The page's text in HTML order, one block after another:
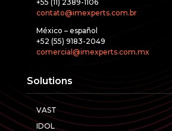
+55 (11) 2389-1106
contato@imexperts.com.br
México – español
+52 (55) 9183-2049
comercial@imexperts.com.mx
Solutions
VAST
IDOL